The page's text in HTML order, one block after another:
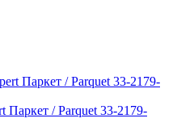
Паркет / Parquet 33-2179-